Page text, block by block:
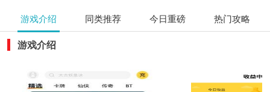
游戏介绍 同类推荐 今日重磅 热门攻略
游戏介绍